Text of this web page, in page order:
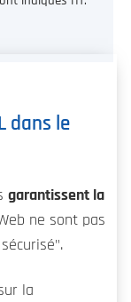
dans le
garantissent la
ne sont pas
la